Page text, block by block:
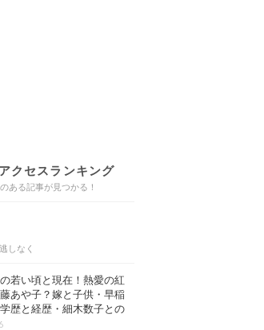
クセスランキング
ある記事が見つかる！
しなく
若い頃と現在！熱愛の紅
あや子？嫁と子供・早稲
歴と経歴・細木数子との
め